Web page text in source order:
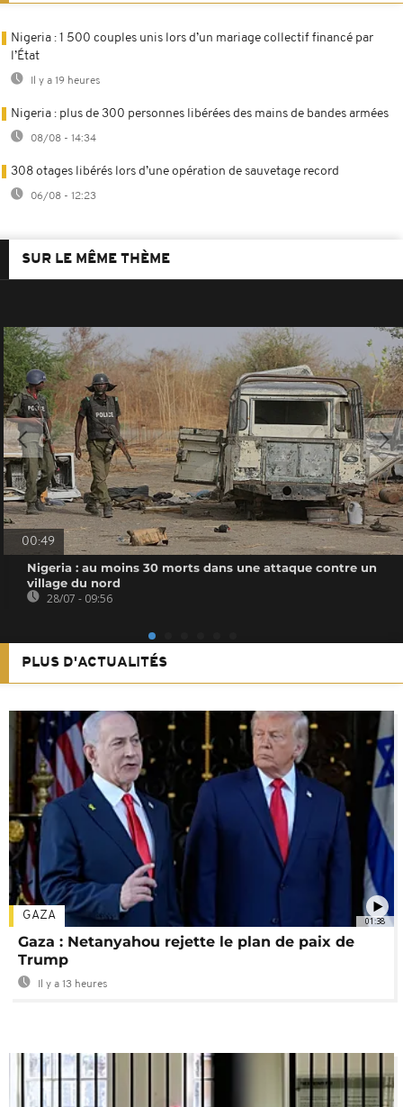
Nigeria : 1 500 couples unis lors d’un mariage collectif financé par
l’État
Il y a 19 heures
Nigeria : plus de 300 personnes libérées des mains de bandes armées
08/08 - 14:34
308 otages libérés lors d’une opération de sauvetage record
06/08 - 12:23
SUR LE MÊME THÈME
00:49
Nigeria : au moins 30 morts dans une attaque contre un
village du nord
28/07 - 09:56
PLUS D'ACTUALITÉS
01:38
GAZA
Gaza : Netanyahou rejette le plan de paix de
Trump
Il y a 13 heures